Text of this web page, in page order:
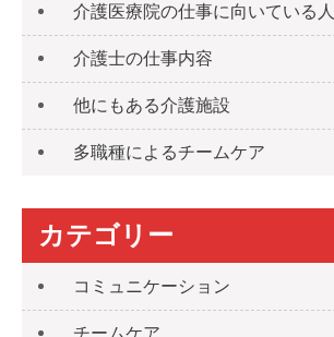
介護医療院の仕事に向いている人
介護士の仕事内容
他にもある介護施設
多職種によるチームケア
カテゴリー
コミュニケーション